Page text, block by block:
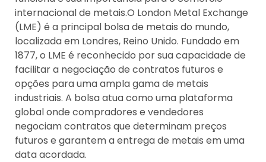
internacional de metais.O London Metal Exchange
(LME) é a principal bolsa de metais do mundo,
localizada em Londres, Reino Unido. Fundado em
1877, o LME é reconhecido por sua capacidade de
facilitar a negociação de contratos futuros e
opções para uma ampla gama de metais
industriais. A bolsa atua como uma plataforma
global onde compradores e vendedores
negociam contratos que determinam preços
futuros e garantem a entrega de metais em uma
data acordada.